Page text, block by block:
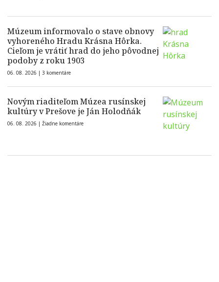
Múzeum informovalo o stave obnovy
vyhoreného Hradu Krásna Hôrka.
Cieľom je vrátiť hrad do jeho pôvodnej
podoby z roku 1903
06. 08. 2026 | 3 komentáre
Novým riaditeľom Múzea rusínskej
kultúry v Prešove je Ján Holodňák
06. 08. 2026 | Žiadne komentáre